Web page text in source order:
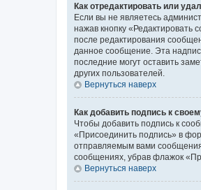
Как отредактировать или
Если вы не являетесь
нажав кнопку «Редактировать
после редактирования
данное сообщение. Эта
последние могут оставить
других пользователей.
Вернуться наверх
Как добавить подпись к
Чтобы добавить подпись к
«Присоединить подпись» в
отправляемым вами
сообщениях, убрав флажок
Вернуться наверх